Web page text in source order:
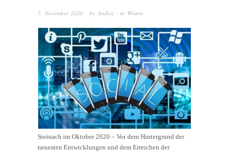
7. November 2020 · by Andrej · in Wissen
Steinach im Oktober 2020 – Vor dem Hintergrund der
neuesten Entwicklungen und dem Erreichen der